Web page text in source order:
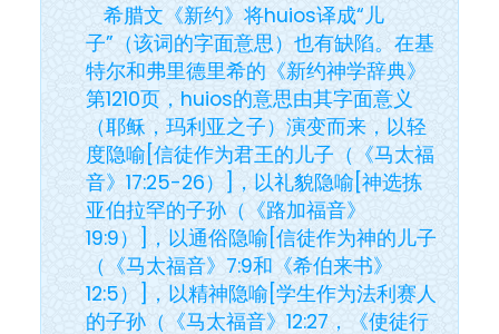
希腊文《新约》将huios译成“儿
子”（该词的字面意思）也有缺陷。在基
特尔和弗里德里希的《新约神学辞典》
第1210页，huios的意思由其字面意义
（耶稣，玛利亚之子）演变而来，以轻
度隐喻[信徒作为君王的儿子（《马太福
音》17:25-26）]，以礼貌隐喻[神选拣
亚伯拉罕的子孙（《路加福音》
19:9）]，以通俗隐喻[信徒作为神的儿子
（《马太福音》7:9和《希伯来书》
12:5）]，以精神隐喻[学生作为法利赛人
的子孙（《马太福音》12:27，《使徒行